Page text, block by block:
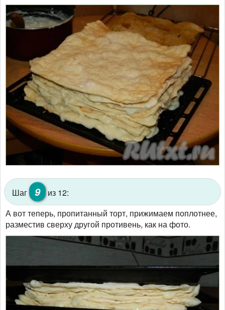
Шаг 9
из 12:
А вот теперь, пропитанный торт, прижимаем поплотнее,
разместив сверху другой противень, как на фото.